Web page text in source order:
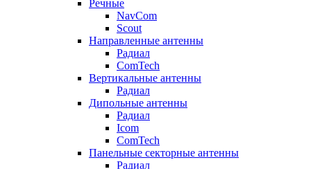
Речные
NavCom
Scout
Направленные антенны
Радиал
ComTech
Вертикальные антенны
Радиал
Дипольные антенны
Радиал
Icom
ComTech
Панельные секторные антенны
Радиал